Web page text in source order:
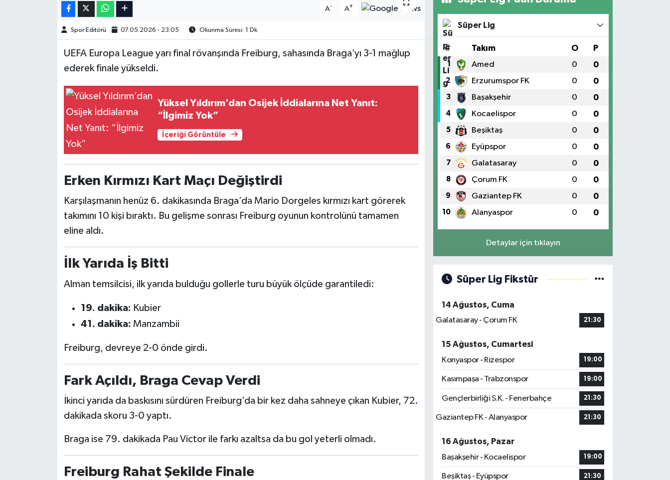
A- A+
Spor Editörü 07.05.2026 - 23:05 Okunma Süresi: 1 Dk
UEFA Europa League yarı final rövanşında Freiburg, sahasında Braga’yı 3-1 mağlup
ederek finale yükseldi.
Yüksel Yıldırım’dan Osijek İddialarına Net Yanıt:
“İlgimiz Yok”
İçeriği Görüntüle
Erken Kırmızı Kart Maçı Değiştirdi
Karşılaşmanın henüz 6. dakikasında Braga’da Mario Dorgeles kırmızı kart görerek
takımını 10 kişi bıraktı. Bu gelişme sonrası Freiburg oyunun kontrolünü tamamen
eline aldı.
İlk Yarıda İş Bitti
Alman temsilcisi, ilk yarıda bulduğu gollerle turu büyük ölçüde garantiledi:
19. dakika: Kubier
41. dakika: Manzambii
Freiburg, devreye 2-0 önde girdi.
Fark Açıldı, Braga Cevap Verdi
İkinci yarıda da baskısını sürdüren Freiburg’da bir kez daha sahneye çıkan Kubier, 72.
dakikada skoru 3-0 yaptı.
Braga ise 79. dakikada Pau Víctor ile farkı azaltsa da bu gol yeterli olmadı.
Freiburg Rahat Şekilde Finale
Süper Lig
# Takım O P
1 Amed 0 0
2 Erzurumspor FK 0 0
3 Başakşehir 0 0
4 Kocaelispor 0 0
5 Beşiktaş 0 0
6 Eyüpspor 0 0
7 Galatasaray 0 0
8 Çorum FK 0 0
9 Gaziantep FK 0 0
10 Alanyaspor 0 0
Detaylar için tıklayın
Süper Lig Fikstür
14 Ağustos, Cuma
Galatasaray - Çorum FK
21:30
15 Ağustos, Cumartesi
Konyaspor - Rizespor
19:00
Kasımpaşa - Trabzonspor 19:00
Gençlerbirliği S.K. - Fenerbahçe 21:30
Gaziantep FK - Alanyaspor 21:30
16 Ağustos, Pazar
Başakşehir - Kocaelispor
19:00
Beşiktaş - Eyüpspor 21:30
İngiltere Premier Lig
İngiltere Premier Lig
Almanya Bundesliga
Fransa Ligue 1
Eredevise
Diğer Futbol Ligleri
Türkiye Basketbol Ligi